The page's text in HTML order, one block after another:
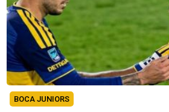
BOCA JUNIORS